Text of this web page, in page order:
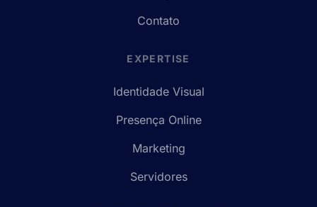
Contato
EXPERTISE
Identidade Visual
Presença Online
Marketing
Servidores